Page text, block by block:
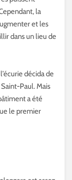
la
et les
dans un lieu de
décida de
Paul. Mais
a été
le premier